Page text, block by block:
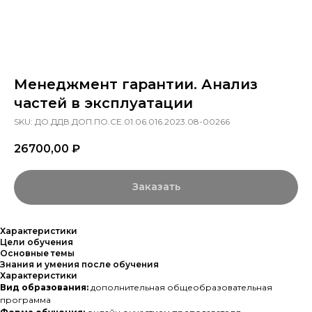
Менеджмент гарантии. Анализ
частей в эксплуатации
SKU: ДО.ДДВ.ДОП.ПО.СЕ.01.06.016.2023.08-00266
26700,00 ₽
Заказать
Характеристики
Цели обучения
Основные темы
Знания и умения после обучения
Характеристики
Вид образования: дополнительная общеобразовательная
программа